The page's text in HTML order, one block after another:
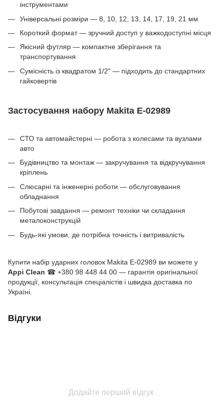
інструментами
Універсальні розміри — 8, 10, 12, 13, 14, 17, 19, 21 мм
Короткий формат — зручний доступ у важкодоступні місця
Якісний футляр — компактне зберігання та
транспортування
Сумісність із квадратом 1/2" — підходить до стандартних
гайковертів
Застосування набору Makita E-02989
СТО та автомайстерні — робота з колесами та вузлами
авто
Будівництво та монтаж — закручування та відкручування
кріплень
Слюсарні та інженерні роботи — обслуговування
обладнання
Побутові завдання — ремонт техніки чи складання
металоконструкцій
Будь-які умови, де потрібна точність і витривалість
Купити набір ударних головок Makita E-02989 ви можете у
Appi Clean ☎ +380 98 448 44 00 — гарантія оригінальної
продукції, консультація спеціалістів і швидка доставка по
Україні.
Відгуки
Додайте перший відгук